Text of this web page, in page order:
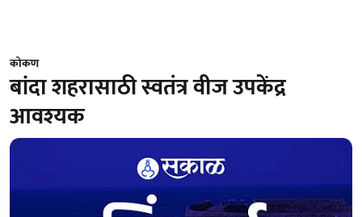
कोकण
बांदा शहरासाठी स्वतंत्र वीज उपकेंद्र
आवश्यक